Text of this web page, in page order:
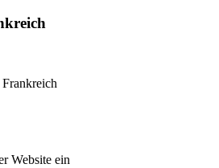
Website ein